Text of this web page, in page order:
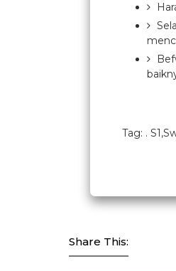
Tag: .
Share This: